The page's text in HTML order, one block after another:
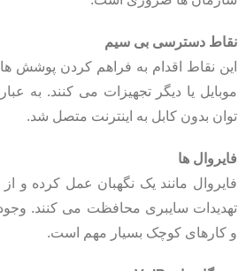
نقاط دسترسی بی سیم
موبایل یا دیگر تجهیزات می‌ کنند. به
توان بدون کابل به اینترنت متصل شد.
فایروال‌ ها
فایروال مانند یک نگهبان عمل کرده و
تهدیدات سایبری محافظت می‌ کنند.
و کارهای کوچک بسیار مهم است.